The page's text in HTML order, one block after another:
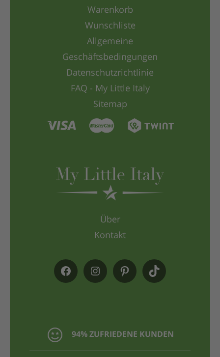
94% ZUFRIEDENE KUNDEN
Warenkorb
Wunschliste
Allgemeine
Geschäftsbedingungen
Datenschutzrichtlinie
FAQ - My Little Italy
Sitemap
Über
Kontakt